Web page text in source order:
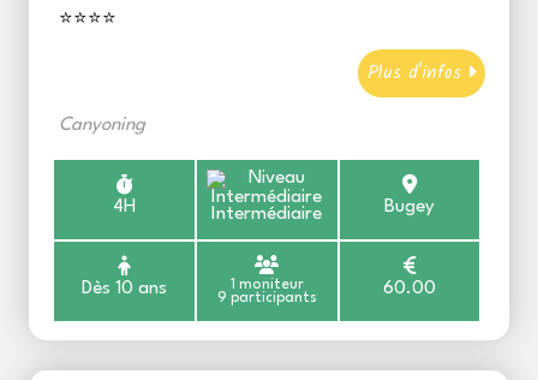
⭐⭐⭐⭐
Plus d'infos
Canyoning
4H Intermédiaire Bugey
Dès 10 ans
1 moniteur
9 participants
60.00